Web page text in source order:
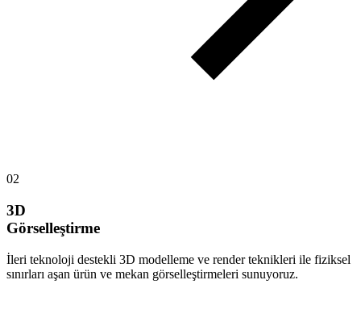
02
3D
Görselleştirme
İleri teknoloji destekli 3D modelleme ve render teknikleri ile fiziksel
sınırları aşan ürün ve mekan görselleştirmeleri sunuyoruz.